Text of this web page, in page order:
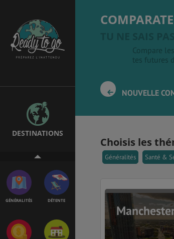
DESTINATIONS
ÉTUDES
EMPLOIS &
STAGES
GÉNÉRALITÉS DÉTENTE
Compare
tes futures
NOUVELLE
Choisis les
Généralités Santé &